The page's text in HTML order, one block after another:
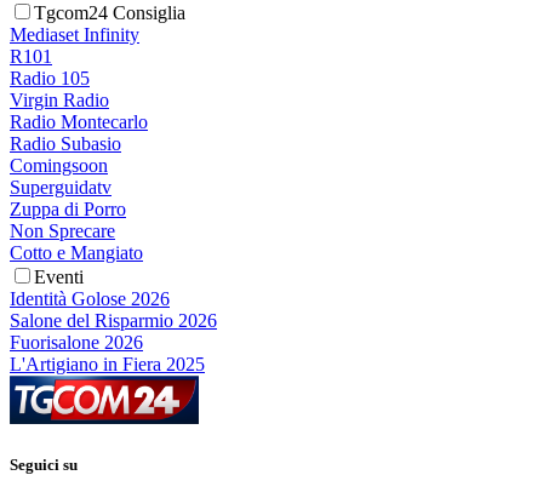
Tgcom24 Consiglia
Mediaset Infinity
R101
Radio 105
Virgin Radio
Radio Montecarlo
Radio Subasio
Comingsoon
Superguidatv
Zuppa di Porro
Non Sprecare
Cotto e Mangiato
Eventi
Identità Golose 2026
Salone del Risparmio 2026
Fuorisalone 2026
L'Artigiano in Fiera 2025
Seguici su